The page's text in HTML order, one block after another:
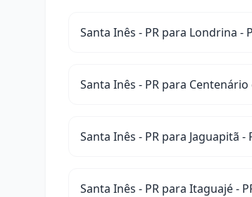
Santa Inês - PR para Londrina -
Santa Inês - PR para Centenário
Santa Inês - PR para Jaguapitã -
Santa Inês - PR para Itaguajé -